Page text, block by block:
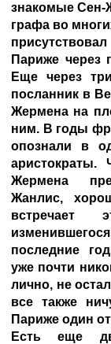
знакомые Сен-
графа во
Париже через
Еще через
посланник в
Жермена на
ним. В годы
опознали в
Жермена
Жанлис,
встречает
последние
уже почти
лично, не
все также
Париже один
Есть еще